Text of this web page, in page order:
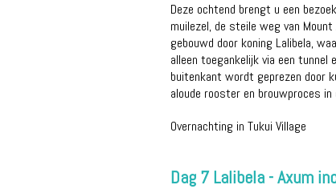
Deze ochtend brengt u een
muilezel, de steile weg van
gebouwd door koning Lalibela,
alleen toegankelijk via een tunnel
buitenkant wordt geprezen door
aloude rooster en brouwproces
Overnachting in Tukui Village
Dag 7 Lalibela - Axum